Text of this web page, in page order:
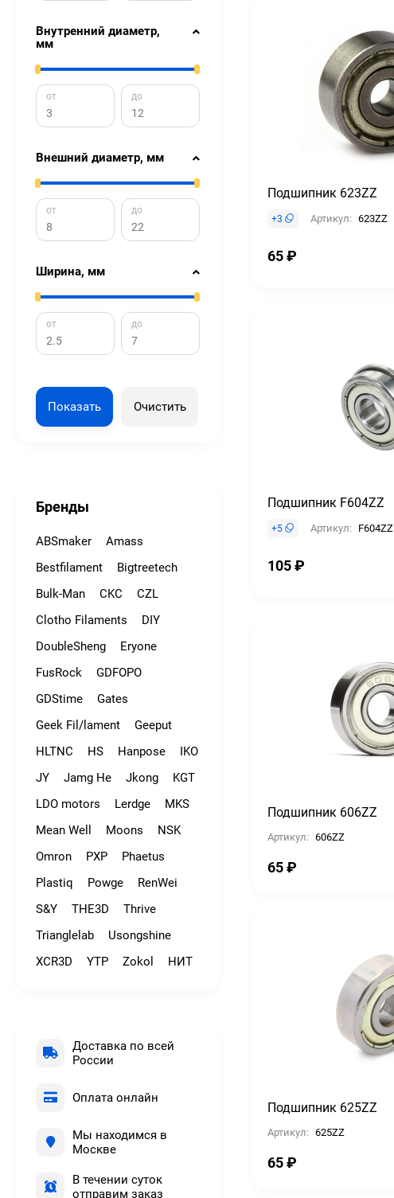
Подшипник 623ZZ
+3 Артикул: 623ZZ
65₽
Подшипник F604ZZ
+5 Артикул: F604ZZ
105₽
Подшипник 606ZZ
Артикул: 606ZZ
65₽
Подшипник 625ZZ
Артикул: 625ZZ
65₽
Внутренний диаметр,
мм
от до
Внешний диаметр, мм
от до
Ширина, мм
от до
Показать Очистить
Бренды
ABSmaker
Amass
Bestfilament
Bigtreetech
Bulk-Man
CKC
CZL
Clotho Filaments
DIY
DoubleSheng
Eryone
FusRock
GDFOPO
GDStime
Gates
Geek Fil/lament
Geeput
HLTNC
HS Hanpose
IKO
JY
Jamg He Jkong
KGT
LDO motors
Lerdge
MKS
Mean Well
Moons
NSK
Omron
PXP
Phaetus
Plastiq
Powge
RenWei
S&Y
THE3D
Thrive
Trianglelab
Usongshine
XCR3D
YTP Zokol НИТ
Доставка по всей
России
Оплата онлайн
Мы находимся в
Москве
В течении суток
отправим заказ